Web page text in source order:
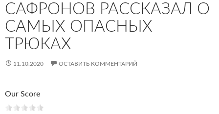
САФРОНОВ РАССКАЗАЛ О
САМЫХ ОПАСНЫХ
ТРЮКАХ
11.10.2020 ОСТАВИТЬ КОММЕНТАРИЙ
Our Score